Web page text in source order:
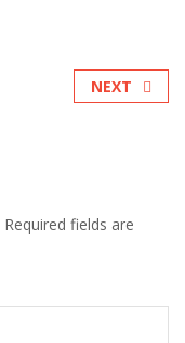
NEXT
Required fields are